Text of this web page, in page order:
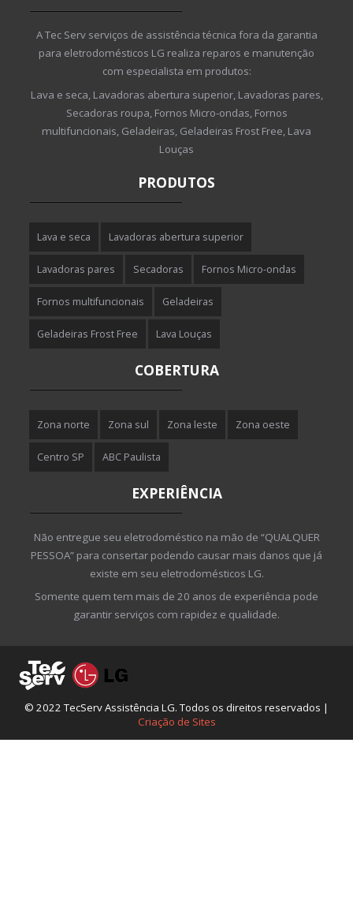
A Tec Serv serviços de assistência técnica fora da garantia
para eletrodomésticos LG realiza reparos e manutenção
com especialista em produtos:
Lava e seca, Lavadoras abertura superior, Lavadoras pares,
Secadoras roupa, Fornos Micro-ondas, Fornos
multifuncionais, Geladeiras, Geladeiras Frost Free, Lava
Louças
PRODUTOS
Lava e seca Lavadoras abertura superior
Lavadoras pares Secadoras Fornos Micro-ondas
Fornos multifuncionais Geladeiras
Geladeiras Frost Free Lava Louças
COBERTURA
Zona norte Zona sul Zona leste Zona oeste
Centro SP ABC Paulista
EXPERIÊNCIA
Não entregue seu eletrodoméstico na mão de “QUALQUER
PESSOA” para consertar podendo causar mais danos que já
existe em seu eletrodomésticos LG.
Somente quem tem mais de 20 anos de experiência pode
garantir serviços com rapidez e qualidade.
© 2022 TecServ Assistência LG. Todos os direitos reservados |
Criação de Sites